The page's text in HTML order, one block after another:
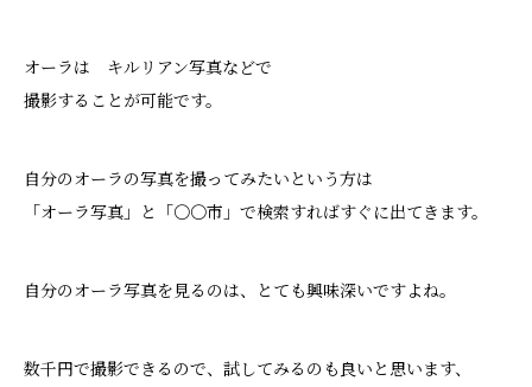
オーラは キルリアン写真などで
撮影することが可能です。
自分のオーラの写真を撮ってみたいという方は
「オーラ写真」と「〇〇市」で検索すればすぐに出てきます。
自分のオーラ写真を見るのは、とても興味深いですよね。
数千円で撮影できるので、試してみるのも良いと思います、